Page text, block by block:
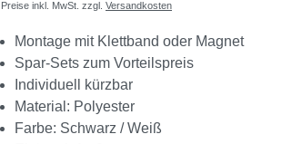
Preise inkl. MwSt. zzgl. Versandkosten
Montage mit Klettband oder Magnet
Spar-Sets zum Vorteilspreis
Individuell kürzbar
Material: Polyester
Farbe: Schwarz / Weiß